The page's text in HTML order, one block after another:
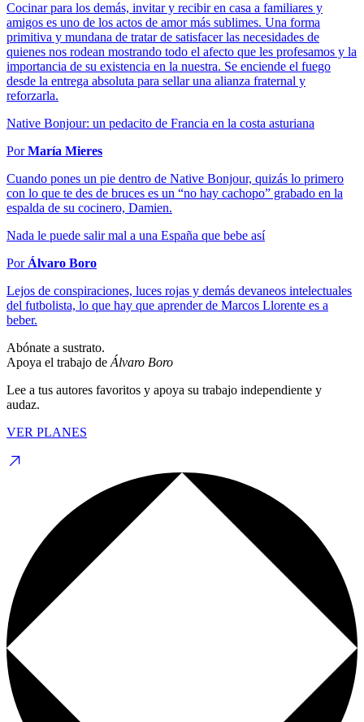
Cocinar para los demás, invitar y recibir en casa a familiares y
amigos es uno de los actos de amor más sublimes. Una forma
primitiva y mundana de tratar de satisfacer las necesidades de
quienes nos rodean mostrando todo el afecto que les profesamos y la
importancia de su existencia en la nuestra. Se enciende el fuego
desde la entrega absoluta para sellar una alianza fraternal y
reforzarla.
Native Bonjour: un pedacito de Francia en la costa asturiana
PorMaría Mieres
Cuando pones un pie dentro de Native Bonjour, quizás lo primero
con lo que te des de bruces es un “no hay cachopo” grabado en la
espalda de su cocinero, Damien.
Nada le puede salir mal a una España que bebe así
Por Álvaro Boro
Lejos de conspiraciones, luces rojas y demás devaneos intelectuales
del futbolista, lo que hay que aprender de Marcos Llorente es a
beber.
Abónate a sustrato.
Apoya el trabajo de Álvaro Boro
Lee a tus autores favoritos y apoya su trabajo independiente y
audaz.
VER PLANES